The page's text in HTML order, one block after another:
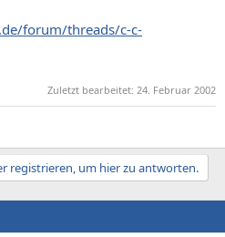
forum/threads/c-c-
Zuletzt bearbeitet: 24. Februar 2002
registrieren, um hier zu antworten.